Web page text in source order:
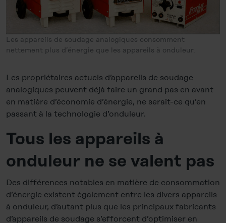
Les appareils de soudage analogiques consomment
nettement plus d’énergie que les appareils à onduleur.
Les propriétaires actuels d’appareils de soudage
analogiques peuvent déjà faire un grand pas en avant
en matière d’économie d’énergie, ne serait-ce qu’en
passant à la technologie d’onduleur.
Tous les appareils à
onduleur ne se valent pas
Des différences notables en matière de consommation
d’énergie existent également entre les divers appareils
à onduleur, d’autant plus que les principaux fabricants
d’appareils de soudage s’efforcent d’optimiser en